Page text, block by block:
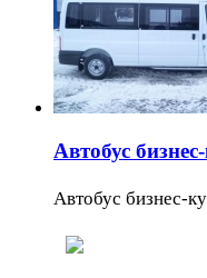
Автобус
Автобус бизнес-